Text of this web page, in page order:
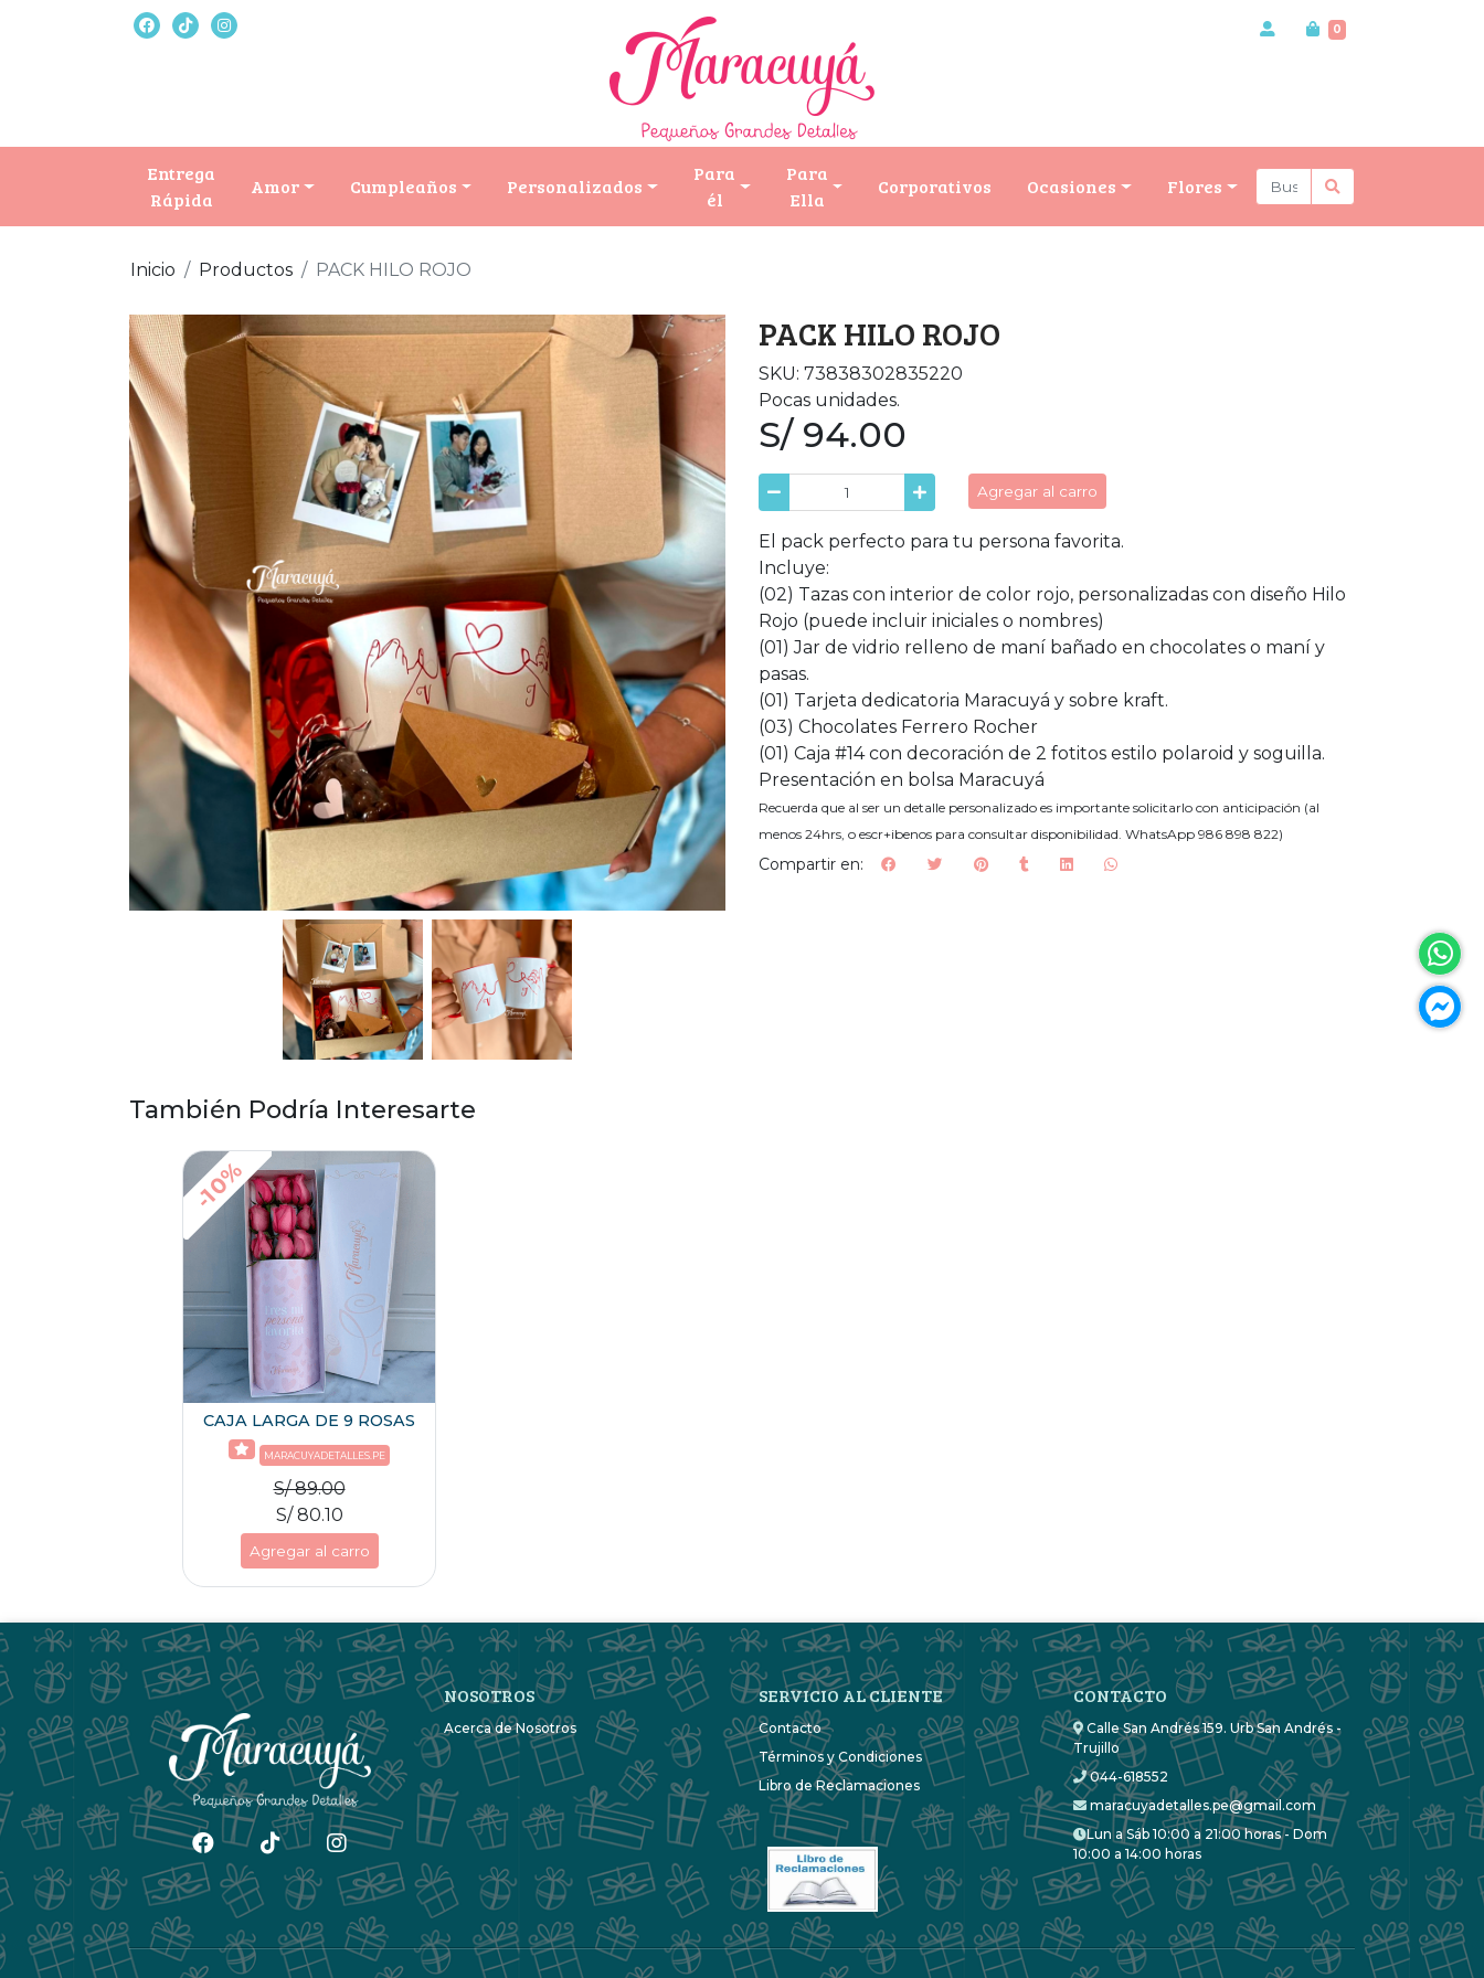
0
Entrega
Rápida
Amor Cumpleaños Personalizados
Para
él
Para
Ella
Corporativos Ocasiones Flores
Inicio Productos PACK HILO ROJO
PACK HILO ROJO
SKU: 73838302835220
Pocas unidades.
S/ 94.00
Agregar al carro
El pack perfecto para tu persona favorita.
Incluye:
(02) Tazas con interior de color rojo, personalizadas con diseño Hilo
Rojo (puede incluir iniciales o nombres)
(01) Jar de vidrio relleno de maní bañado en chocolates o maní y
pasas.
(01) Tarjeta dedicatoria Maracuyá y sobre kraft.
(03) Chocolates Ferrero Rocher
(01) Caja #14 con decoración de 2 fotitos estilo polaroid y soguilla.
Presentación en bolsa Maracuyá
Recuerda que al ser un detalle personalizado es importante solicitarlo con anticipación (al
menos 24hrs, o escr+ibenos para consultar disponibilidad. WhatsApp 986 898 822)
Compartir en:
También Podría Interesarte
-10%
CAJA LARGA DE 9 ROSAS
MARACUYADETALLES.PE
S/ 89.00
S/ 80.10
Agregar al carro
NOSOTROS
Acerca de Nosotros
SERVICIO AL CLIENTE
Contacto
Términos y Condiciones
Libro de Reclamaciones
CONTACTO
Calle San Andrés 159. Urb San Andrés -
Trujillo
044-618552
maracuyadetalles.pe@gmail.com
Lun a Sáb 10:00 a 21:00 horas - Dom
10:00 a 14:00 horas